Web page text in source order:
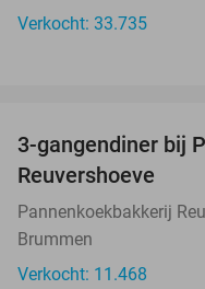
Verkocht: 33.735
3-gangendiner bij
Reuvershoeve
Pannenkoekbakkerij
Brummen
Verkocht: 11.468